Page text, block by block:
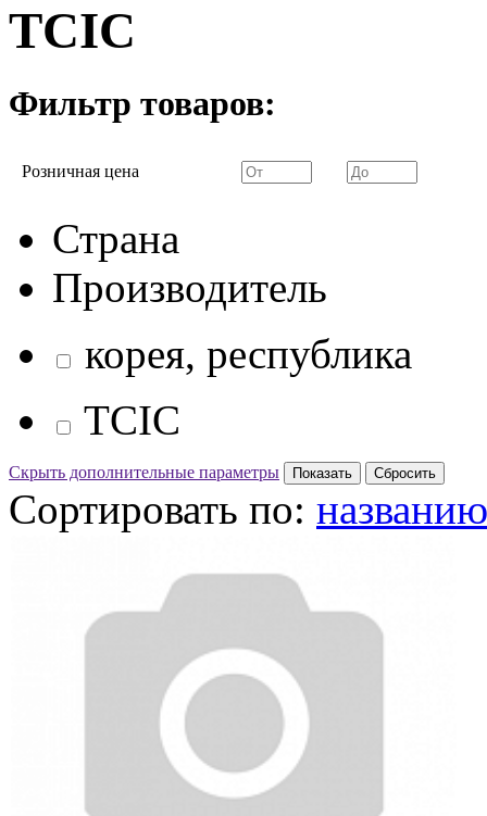
TCIC
Фильтр товаров:
Розничная цена
Страна
Производитель
корея, республика
TCIC
Скрыть дополнительные параметры
Сортировать по: